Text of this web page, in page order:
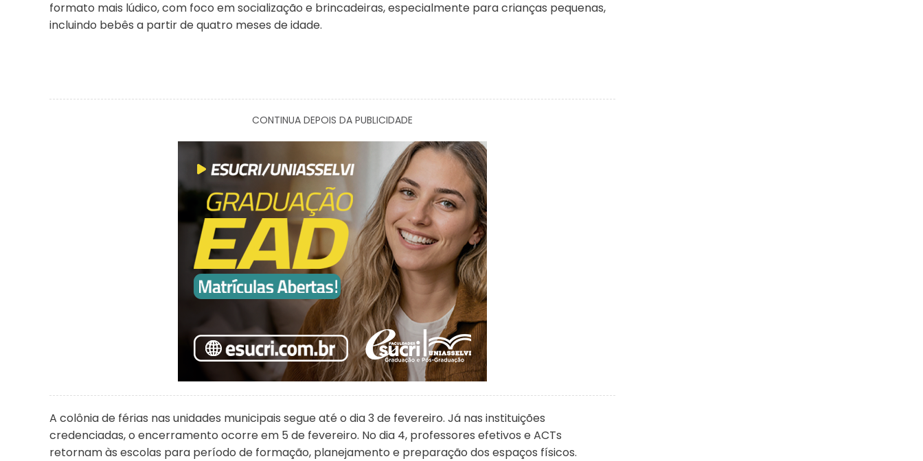
formato mais lúdico, com foco em socialização e brincadeiras, especialmente para crianças pequenas,
incluindo bebês a partir de quatro meses de idade.
CONTINUA DEPOIS DA PUBLICIDADE
A colônia de férias nas unidades municipais segue até o dia 3 de fevereiro. Já nas instituições
credenciadas, o encerramento ocorre em 5 de fevereiro. No dia 4, professores efetivos e ACTs
retornam às escolas para período de formação, planejamento e preparação dos espaços físicos.